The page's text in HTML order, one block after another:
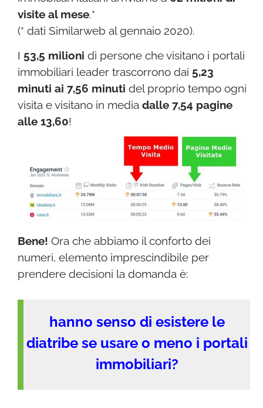
visite al mese.*
(* dati Similarweb al gennaio 2020).
I 53,5 milioni di persone che visitano i portali
immobiliari leader trascorrono dai 5,23
minuti ai 7,56 minuti del proprio tempo ogni
visita e visitano in mediadalle 7,54 pagine
alle 13,60!
Bene! Ora che abbiamo il conforto dei
numeri, elemento imprescindibile per
prendere decisioni la domanda è:
hanno senso di esistere le
diatribe se usare o meno i portali
immobiliari?